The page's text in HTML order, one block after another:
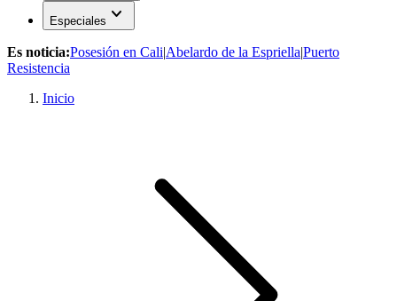
Especiales expand_more
Es noticia:Posesión en Cali|Abelardo de la Espriella|Puerto
Resistencia
Inicio